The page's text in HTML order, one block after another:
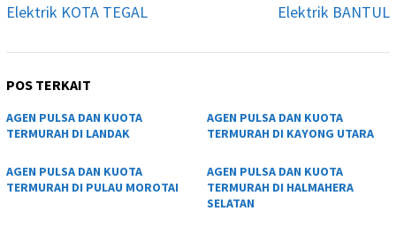
Elektrik KOTA TEGAL
Elektrik BANTUL
POS TERKAIT
AGEN PULSA DAN KUOTA
TERMURAH DI LANDAK
AGEN PULSA DAN KUOTA
TERMURAH DI KAYONG UTARA
AGEN PULSA DAN KUOTA
TERMURAH DI PULAU MOROTAI
AGEN PULSA DAN KUOTA
TERMURAH DI HALMAHERA
SELATAN